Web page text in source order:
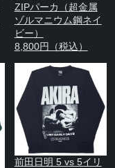
ZIPパーカ（超金属
ゾルマニウム鋼ネイ
ビー）
8,800円（税込）
前田日明 5 vs 5イリ